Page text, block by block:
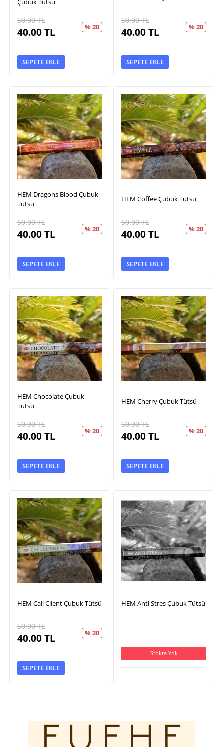
Çubuk Tütsü
50.00TL
40.00TL % 20
SEPETE EKLE
50.00TL
40.00TL % 20
SEPETE EKLE
HEM Dragons Blood Çubuk
Tütsü
50.00TL
40.00TL % 20
SEPETE EKLE
HEM Coffee Çubuk Tütsü
50.00TL
40.00TL % 20
SEPETE EKLE
HEM Chocolate Çubuk
Tütsü
50.00TL
40.00TL % 20
SEPETE EKLE
HEM Cherry Çubuk Tütsü
50.00TL
40.00TL % 20
SEPETE EKLE
HEM Call Client Çubuk Tütsü
50.00TL
40.00TL % 20
SEPETE EKLE
HEM Anti Stres Çubuk Tütsü
Stokta Yok